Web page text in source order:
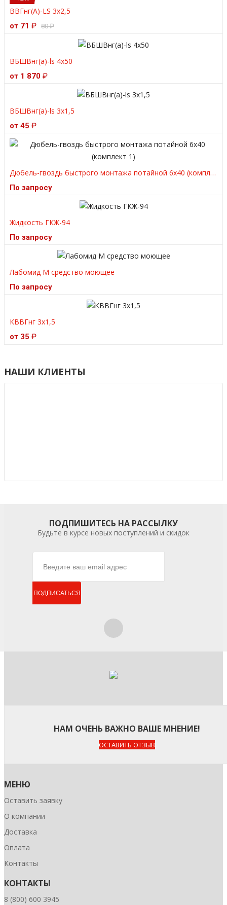
ВВГнг(А)-LS 3х2,5
от 71 ₽ 80₽
ВБШВнг(а)-ls 4x50
от 1 870 ₽
ВБШВнг(а)-ls 3х1,5
от 45 ₽
Дюбель-гвоздь быстрого монтажа потайной 6х40 (комплект 1)
По запросу
Жидкость ГКЖ-94
По запросу
Лабомид М средство моющее
По запросу
КВВГнг 3х1,5
от 35 ₽
НАШИ КЛИЕНТЫ
ПОДПИШИТЕСЬ НА РАССЫЛКУ
Будьте в курсе новых поступлений и скидок
ПОДПИСАТЬСЯ
НАМ ОЧЕНЬ ВАЖНО ВАШЕ МНЕНИЕ!
ОСТАВИТЬ ОТЗЫВ
МЕНЮ
Оставить заявку
О компании
Доставка
Оплата
Контакты
КОНТАКТЫ
8 (800) 600 3945